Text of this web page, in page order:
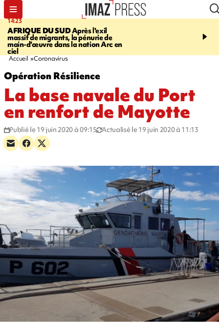
14:23
AFRIQUE DU SUDAprès l'exil
massif de migrants, la pénurie de
main-d'œuvre dans la nation Arc en
ciel
16:32
ans mis en examen et
Accueil Coronavirus
Opération Résilience
La base navale du Port
en renfort de Mayotte
Publié le 19 juin 2020 à 09:15 Actualisé le 19 juin 2020 à 11:13